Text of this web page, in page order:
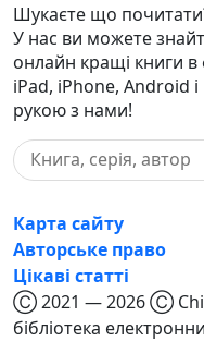
Шукаєте що
У нас ви можете
онлайн кращі книги
iPad, iPhone, Android
рукою з нами!
Карта сайту
Авторське право
Цікаві статті
Ⓒ 2021 — 2026 Ⓒ
бібліотека